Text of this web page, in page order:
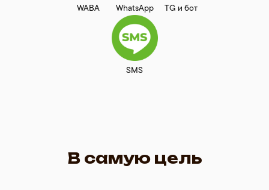
WABA WhatsApp TG и бот
SMS
В самую цель